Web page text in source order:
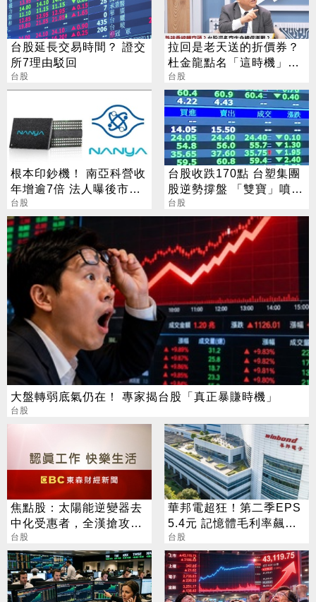
台股延長交易時間？ 證交
所7理由駁回
台股
拉回是老天送的折價券？
杜金龍點名「這時機」：
台股衝6萬
台股
根本印鈔機！ 南亞科營收
年增逾7倍 法人曝後市觀
察4指標
台股
台股收跌170點 台塑集團
股逆勢撐盤 「雙寶」噴
5%
台股
大盤轉弱底氣仍在！ 專家揭台股「真正暴賺時機」
台股
焦點股：太陽能逆變器去
中化受惠者，全漢搶攻AI
電源領域商機，股價觸及
漲停
台股
華邦電超狂！第二季EPS
5.4元 記憶體毛利率飆至
70.3%
台股